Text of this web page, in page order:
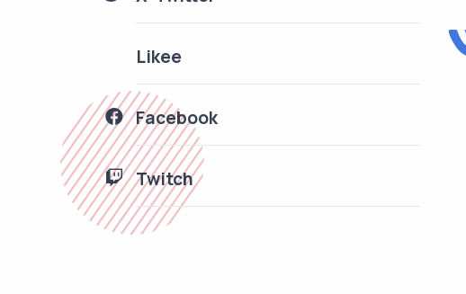
Likee
Facebook
Twitch